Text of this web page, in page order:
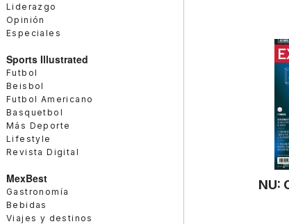
Liderazgo
Opinión
Especiales
Sports Illustrated
Futbol
Beisbol
Futbol Americano
Basquetbol
Más Deporte
Lifestyle
Revista Digital
MexBest
Gastronomía
Bebidas
Viajes y destinos
NU: